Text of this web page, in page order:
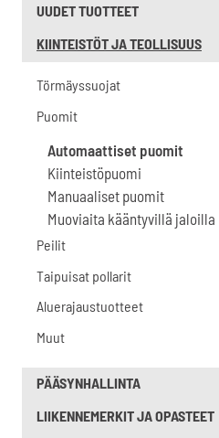
UUDET TUOTTEET
KIINTEISTÖT JA TEOLLISUUS
Törmäyssuojat
Puomit
Automaattiset puomit
Kiinteistöpuomi
Manuaaliset puomit
Muoviaita kääntyvillä jaloilla
Peilit
Taipuisat pollarit
Aluerajaustuotteet
Muut
PÄÄSYNHALLINTA
LIIKENNEMERKIT JA OPASTEET